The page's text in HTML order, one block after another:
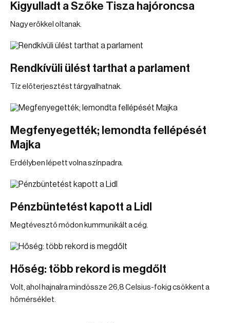
Kigyulladt a Szőke Tisza hajóroncsa
Nagy erőkkel oltanak.
Rendkívüli ülést tarthat a parlament
Tíz előterjesztést tárgyalhatnak.
Megfenyegették; lemondta fellépését
Majka
Erdélyben lépett volna színpadra.
Pénzbüntetést kapott a Lidl
Megtévesztő módon kummunikált a cég.
Hőség: több rekord is megdőlt
Volt, ahol hajnalra mindössze 26,8 Celsius-fokig csökkent a
hőmérséklet.